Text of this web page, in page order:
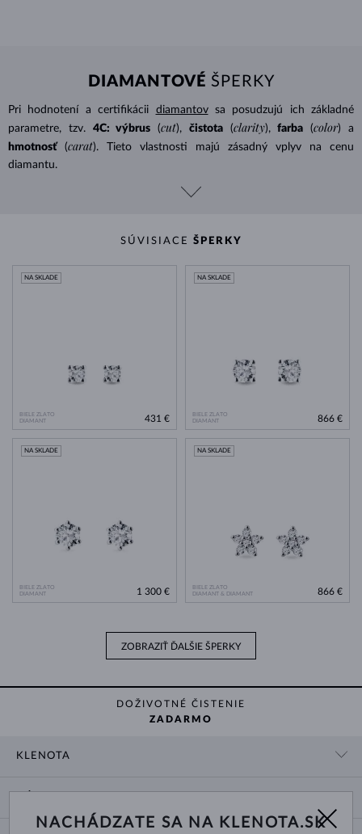
DIAMANTOVÉ ŠPERKY
Pri hodnotení a certifikácii diamantovsa posudzujú ich základné
parametre, tzv.
4C: výbrus (cut), čistota (clarity), farba (color) a
hmotnosť
(carat). Tieto vlastnosti majú zásadný vplyv na cenu
diamantu.
SÚVISIACE ŠPERKY
BIELE ZLATO
DIAMANT
NA SKLADE
431 €
BIELE ZLATO
DIAMANT
NA SKLADE
866 €
BIELE ZLATO
DIAMANT
NA SKLADE
1 300 €
BIELE ZLATO
DIAMANT & DIAMANT
NA SKLADE
866 €
ZOBRAZIŤ ĎALŠIE ŠPERKY
DOŽIVOTNÉ ČISTENIE
ZADARMO
KLENOTA
O NÁS
DODANIE A PLATBA ZA TOVAR
NACHÁDZATE SA NA KLENOTA.SK